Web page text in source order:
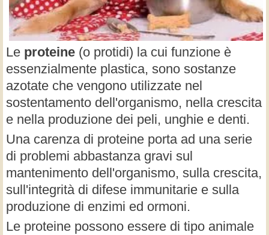
Le proteine (o protidi) la cui funzione è
essenzialmente plastica, sono sostanze
azotate che vengono utilizzate nel
sostentamento dell'organismo, nella crescita
e nella produzione dei peli, unghie e denti.
Una carenza di proteine porta ad una serie
di problemi abbastanza gravi sul
mantenimento dell'organismo, sulla crescita,
sull'integrità di difese immunitarie e sulla
produzione di enzimi ed ormoni.
Le proteine possono essere di tipo animale